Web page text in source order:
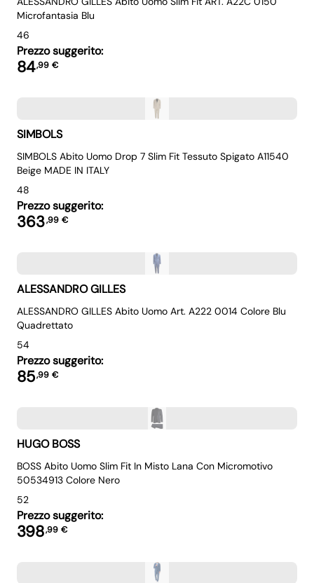
Microfantasia Blu
46
Prezzo suggerito:
84,99 €
SIMBOLS
SIMBOLS Abito Uomo Drop 7 Slim Fit Tessuto Spigato A11540
Beige MADE IN ITALY
48
Prezzo suggerito:
363,99 €
ALESSANDRO GILLES
ALESSANDRO GILLES Abito Uomo Art. A222 0014 Colore Blu
Quadrettato
54
Prezzo suggerito:
85,99 €
HUGO BOSS
BOSS Abito Uomo Slim Fit In Misto Lana Con Micromotivo
50534913 Colore Nero
52
Prezzo suggerito:
398,99 €